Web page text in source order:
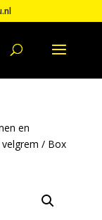
en
/ Box